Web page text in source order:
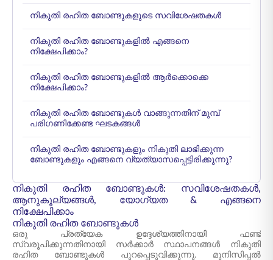
നികുതി രഹിത ബോണ്ടുകളുടെ സവിശേഷതകൾ
നികുതി രഹിത ബോണ്ടുകളിൽ എങ്ങനെ
നിക്ഷേപിക്കാം?
നികുതി രഹിത ബോണ്ടുകളിൽ ആർക്കൊക്കെ
നിക്ഷേപിക്കാം?
നികുതി രഹിത ബോണ്ടുകൾ വാങ്ങുന്നതിന് മുമ്പ്
പരിഗണിക്കേണ്ട ഘടകങ്ങൾ
നികുതി രഹിത ബോണ്ടുകളും നികുതി ലാഭിക്കുന്ന
ബോണ്ടുകളും എങ്ങനെ വ്യത്യാസപ്പെട്ടിരിക്കുന്നു?
നികുതി രഹിത ബോണ്ടുകൾ: സവിശേഷതകൾ,
ആനുകൂല്യങ്ങൾ, യോഗ്യത & എങ്ങനെ
നിക്ഷേപിക്കാം
നികുതി രഹിത ബോണ്ടുകൾ
ഒരു പ്രത്യേക ഉദ്ദേശ്യത്തിനായി ഫണ്ട്
സ്വരൂപിക്കുന്നതിനായി സർക്കാർ സ്ഥാപനങ്ങൾ നികുതി
രഹിത ബോണ്ടുകൾ പുറപ്പെടുവിക്കുന്നു. മുനിസിപ്പൽ